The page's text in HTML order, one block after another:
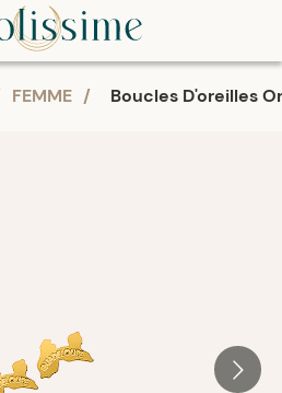
FEMME / Boucles D'oreilles